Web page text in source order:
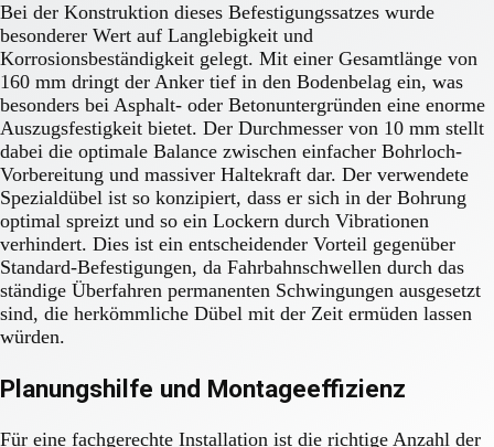
Bei der Konstruktion dieses Befestigungssatzes wurde
besonderer Wert auf Langlebigkeit und
Korrosionsbeständigkeit gelegt. Mit einer Gesamtlänge von
160 mm dringt der Anker tief in den Bodenbelag ein, was
besonders bei Asphalt- oder Betonuntergründen eine enorme
Auszugsfestigkeit bietet. Der Durchmesser von 10 mm stellt
dabei die optimale Balance zwischen einfacher Bohrloch-
Vorbereitung und massiver Haltekraft dar. Der verwendete
Spezialdübel ist so konzipiert, dass er sich in der Bohrung
optimal spreizt und so ein Lockern durch Vibrationen
verhindert. Dies ist ein entscheidender Vorteil gegenüber
Standard-Befestigungen, da Fahrbahnschwellen durch das
ständige Überfahren permanenten Schwingungen ausgesetzt
sind, die herkömmliche Dübel mit der Zeit ermüden lassen
würden.
Planungshilfe und Montageeffizienz
Für eine fachgerechte Installation ist die richtige Anzahl der